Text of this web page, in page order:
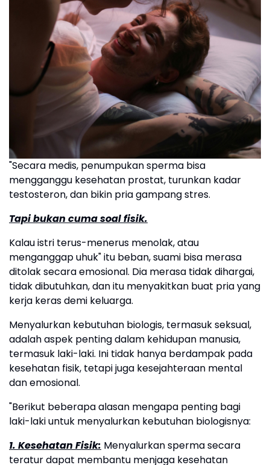
"Secara medis, penumpukan sperma bisa
mengganggu kesehatan prostat, turunkan kadar
testosteron, dan bikin pria gampang stres.
Tapi bukan cuma soal fisik.
Kalau istri terus-menerus menolak, atau
menganggap uhuk" itu beban, suami bisa merasa
ditolak secara emosional. Dia merasa tidak dihargai,
tidak dibutuhkan, dan itu menyakitkan buat pria yang
kerja keras demi keluarga.
Menyalurkan kebutuhan biologis, termasuk seksual,
adalah aspek penting dalam kehidupan manusia,
termasuk laki-laki. Ini tidak hanya berdampak pada
kesehatan fisik, tetapi juga kesejahteraan mental
dan emosional.
"Berikut beberapa alasan mengapa penting bagi
laki-laki untuk menyalurkan kebutuhan biologisnya:
1. Kesehatan Fisik: Menyalurkan sperma secara
teratur dapat membantu menjaga kesehatan